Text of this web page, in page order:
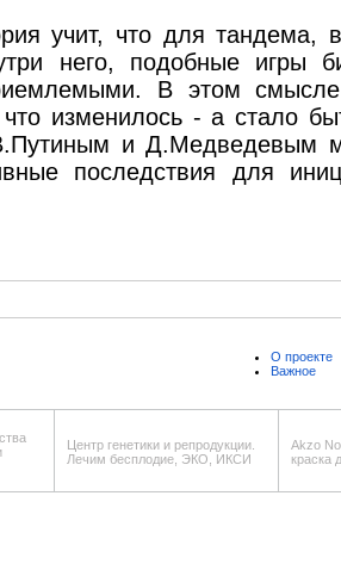
учит, что для тандема,
него, подобные игры
В этом
изменилось - а стало
и Д.Медведевым
последствия для
О проекте
Важное
Центр генетики и репродукции.
Лечим бесплодие, ЭКО, ИКСИ
Akzo
краска